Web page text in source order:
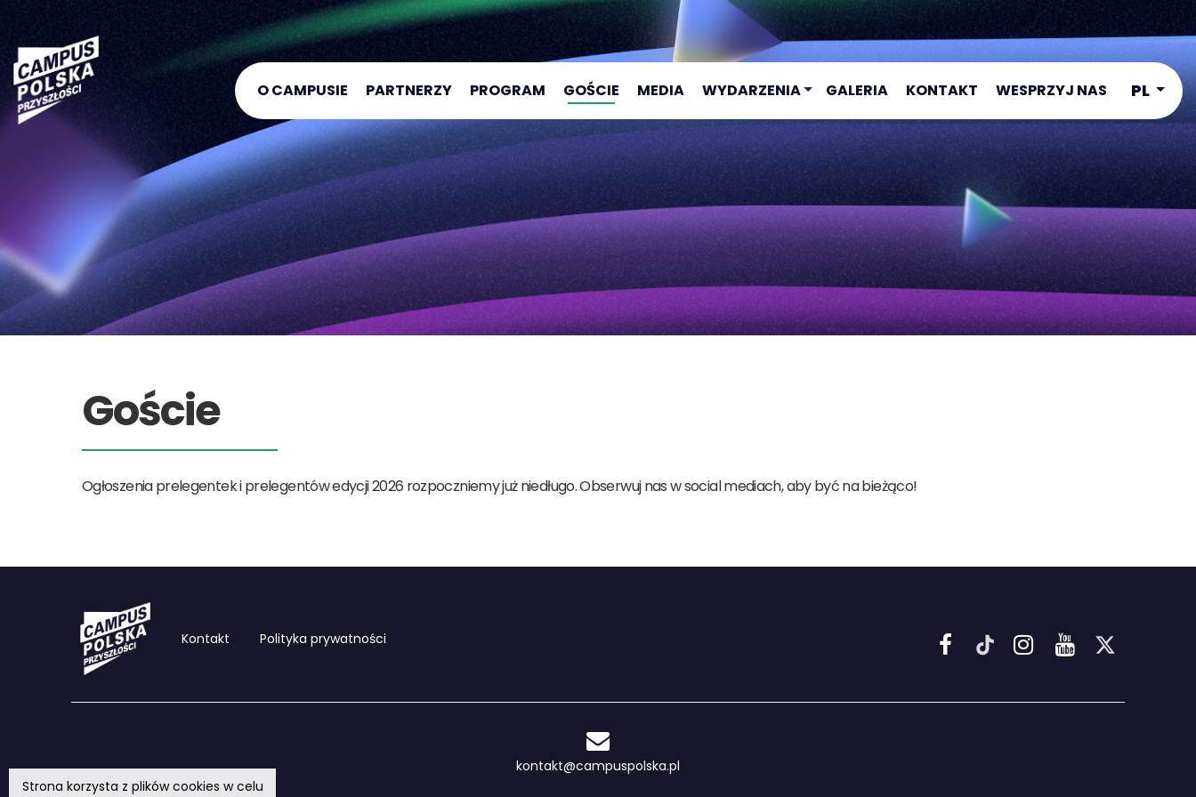
O CAMPUSIE PARTNERZY PROGRAM GOŚCIE MEDIA WYDARZENIA
CAMPUS 2022
CAMPUS 2023
CAMPUS 2024
CAMPUS ACADEMY
CAMPUS ACADEMY
2025
GALERIA KONTAKT WESPRZYJ NAS PL
Goście
Ogłoszenia prelegentek i prelegentów edycji 2026 rozpoczniemy już niedługo. Obserwuj nas w social mediach, aby być na bieżąco!
Kontakt Polityka prywatności
kontakt@campuspolska.pl
Strona korzysta z plików cookies w celu